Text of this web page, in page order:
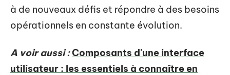
à de nouveaux défis et répondre à des besoins
opérationnels en constante évolution.
A voir aussi :Composants d'une interface
utilisateur : les essentiels à connaître en